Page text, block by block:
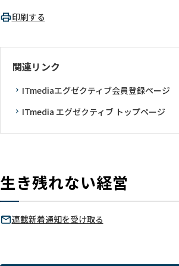
印刷する
関連リンク
ITmediaエグゼクティブ会員登録ページ
ITmedia エグゼクティブ トップページ
生き残れない経営
連載新着通知を受け取る